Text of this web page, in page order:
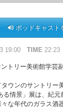
ポッドキャスト
19:00 TIME 22:23
トリー美術館学芸
ウンのサントリー
る情景」展は、紀
な年代のガラス酒